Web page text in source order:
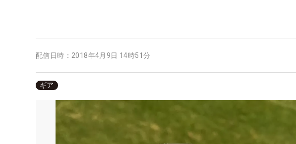
配信日時： 2018年4月9日 14時51分
ギア